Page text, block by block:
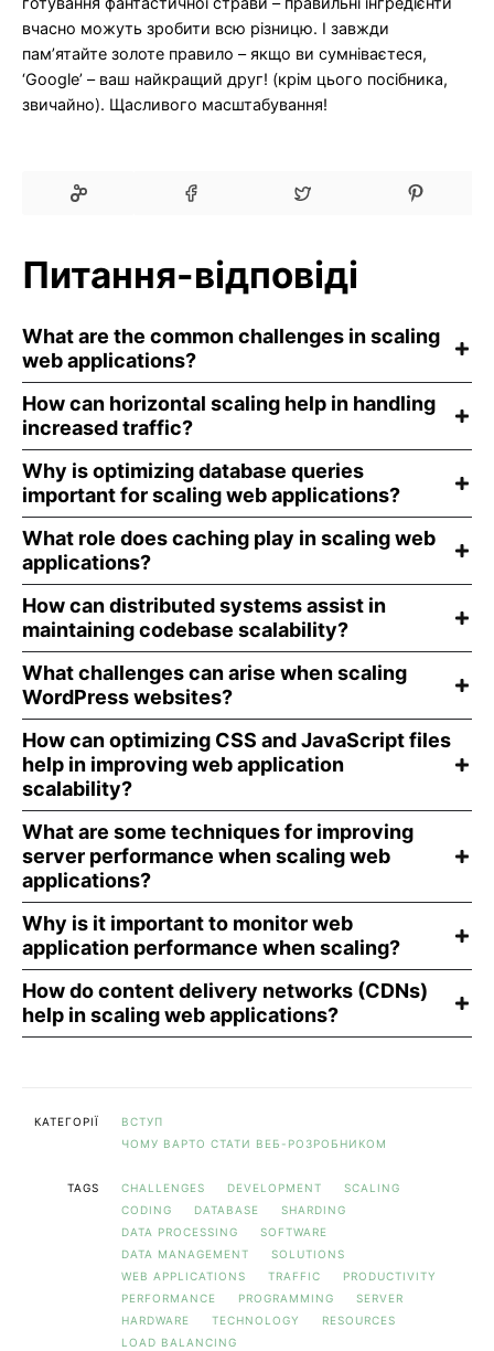
вчасно можуть зробити всю різницю. І завжди
пам’ятайте золоте правило – якщо ви сумніваєтеся,
‘Google’ – ваш найкращий друг! (крім цього посібника,
звичайно). Щасливого масштабування!
Питання-відповіді
What are the common challenges in scaling
web applications?
How can horizontal scaling help in handling
increased traffic?
Why is optimizing database queries
important for scaling web applications?
What role does caching play in scaling web
applications?
How can distributed systems assist in
maintaining codebase scalability?
What challenges can arise when scaling
WordPress websites?
How can optimizing CSS and JavaScript files
help in improving web application
scalability?
What are some techniques for improving
server performance when scaling web
applications?
Why is it important to monitor web
application performance when scaling?
How do content delivery networks (CDNs)
help in scaling web applications?
КАТЕГОРІЇ
ВСТУП
ЧОМУ ВАРТО СТАТИ ВЕБ-РОЗРОБНИКОМ
TAGS CHALLENGES DEVELOPMENT
SCALING
CODING
DATABASE
SHARDING
DATA PROCESSING
SOFTWARE
DATA MANAGEMENT
SOLUTIONS
WEB APPLICATIONS
TRAFFIC
PRODUCTIVITY
PERFORMANCE
PROGRAMMING
SERVER
HARDWARE
TECHNOLOGY
RESOURCES
LOAD BALANCING